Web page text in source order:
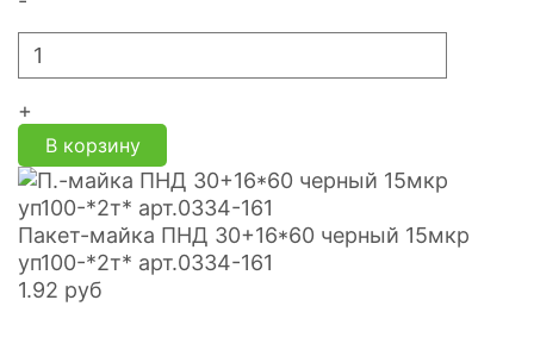
+
В корзину
Пакет-майка ПНД 30+16*60 черный 15мкр
уп100-*2т* арт.0334-161
1.92 руб